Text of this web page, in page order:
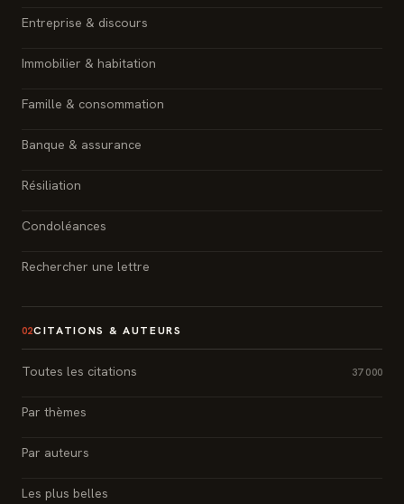
Entreprise & discours
Immobilier & habitation
Famille & consommation
Banque & assurance
Résiliation
Condoléances
Rechercher une lettre
02CITATIONS & AUTEURS
Toutes les citations 37 000
Par thèmes
Par auteurs
Les plus belles